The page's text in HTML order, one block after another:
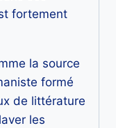
fortement
la source
formé
de littérature
les